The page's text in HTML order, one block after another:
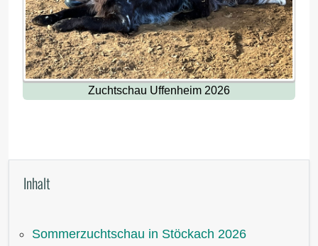
Zuchtschau Uffenheim 2026
Inhalt
Sommerzuchtschau in Stöckach 2026